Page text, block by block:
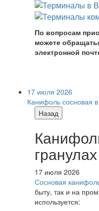
По вопросам
можете
электронной
17 июля 2026
Канифоль сосновая
Назад
17 июля 2026
Сосновая
быту, так и на
используется: